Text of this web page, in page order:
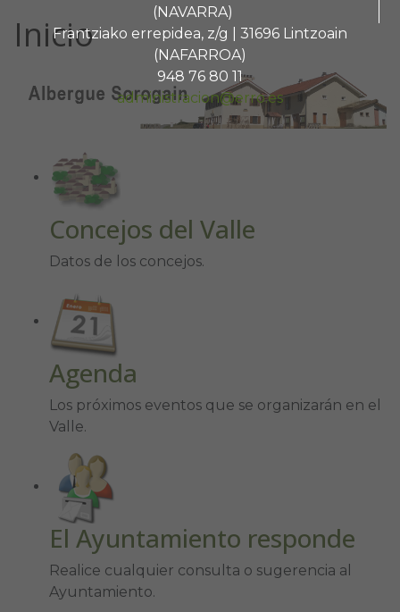
(NAVARRA)
Frantziako errepidea, z/g | 31696 Lintzoain
(NAFARROA)
948 76 80 11
administracion@erro.es
Inicio
Concejos del Valle
Datos de los concejos.
Agenda
Los próximos eventos que se organizarán en el
Valle.
El Ayuntamiento responde
Realice cualquier consulta o sugerencia al
Ayuntamiento.